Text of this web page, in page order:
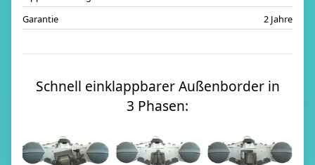
Garantie
2 Jahre
Schnell einklappbarer Außenborder in
3 Phasen: